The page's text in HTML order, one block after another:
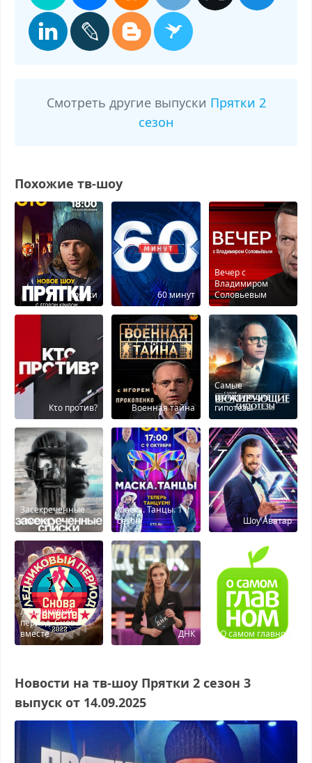
Смотреть другие выпуски Прятки 2
сезон
Похожие тв-шоу
Прятки 60 минут
Вечер с
Владимиром
Соловьевым
Кτо против? Военная тайна
Самые
шокирующие
гипотезы
Засекреченные
списки
Маска. Танцы. 1
сезон
Шоу Аватар
Ледниковый
период. Снова
вместе
ДНК О самом главном
Новости на тв-шоу Прятки 2 сезон 3
выпуск от 14.09.2025